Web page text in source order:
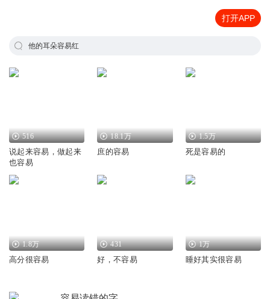
打开APP
他的耳朵容易红
516
说起来容易，做起来
也容易
18.1万
庶的容易
1.5万
死是容易的
1.8万
高分很容易
431
好，不容易
1万
睡好其实很容易